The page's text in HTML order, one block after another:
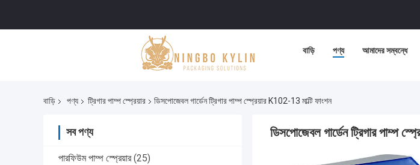
বাড়ি পণ্য আমাদের সম্বন্ধে
বাড়ি পণ্য ট্রিগার পাম্প স্প্রেয়ার ডিসপোজেবল গার্ডেন ট্রিগার পাম্প স্প্রেয়ার K102-13 মাল্টি ফাংশন
সব পণ্য
পারফিউম পাম্প স্প্রেয়ার (25)
ডিসপোজেবল গার্ডেন ট্রিগার পাম্প